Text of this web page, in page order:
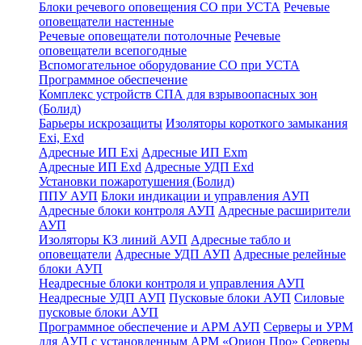
Блоки речевого оповещения СО при УСТА Речевые
оповещатели настенные
Речевые оповещатели потолочные Речевые
оповещатели всепогодные
Вспомогательное оборудование СО при УСТА
Программное обеспечение
Комплекс устройств СПА для взрывоопасных зон
(Болид)
Барьеры искрозащиты Изоляторы короткого замыкания
Exi, Exd
Адресные ИП Exi Адресные ИП Exm
Адресные ИП Exd Адресные УДП Exd
Установки пожаротушения (Болид)
ППУ АУП Блоки индикации и управления АУП
Адресные блоки контроля АУП Адресные расширители
АУП
Изоляторы КЗ линий АУП Адресные табло и
оповещатели Адресные УДП АУП Адресные релейные
блоки АУП
Неадресные блоки контроля и управления АУП
Неадресные УДП АУП Пусковые блоки АУП Силовые
пусковые блоки АУП
Программное обеспечение и АРМ АУП Серверы и УРМ
для АУП с установленным АРМ «Орион Про» Серверы